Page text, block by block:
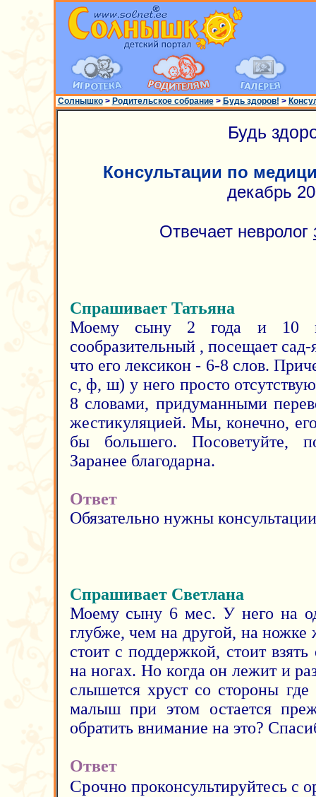
Солнышко> Родительское собрание> Будь здоров! >
Будь
Консультации по
декабрь
Отвечает невролог
Спрашивает Татьяна
Моему сыну 2 года и 10
сообразительный , посещает
что его лексикон - 6-8 слов.
с, ф, ш) у него просто
8 словами, придуманными
жестикуляцией. Мы, конечно,
бы большего. Посоветуйте,
Заранее благодарна.
Ответ
Обязательно нужны
Спрашивает Светлана
Моему сыну 6 мес. У него на
глубже, чем на другой, на
стоит с поддержкой, стоит
на ногах. Но когда он лежит и
слышется хруст со стороны где
малыш при этом остается
обратить внимание на это?
Ответ
Срочно проконсультируйтесь с